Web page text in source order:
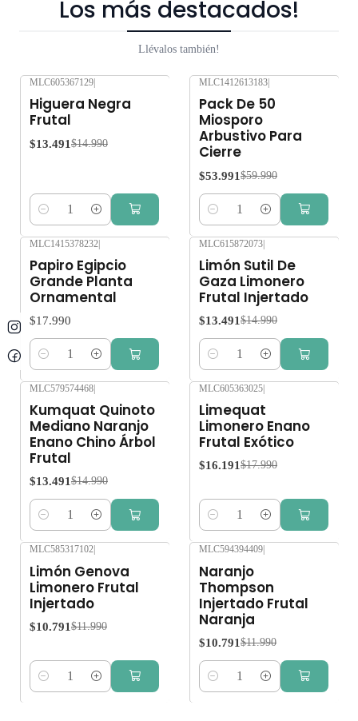
Los más destacados!
Llévalos también!
MLC605367129
Higuera Negra
Frutal
$13.491 $14.990
Cantidad
MLC1412613183
Pack De 50
Miosporo
Arbustivo Para
Cierre
$53.991 $59.990
Cantidad
MLC1415378232|
Papiro Egipcio
Grande Planta
Ornamental
$17.990
Cantidad
MLC615872073|
Limón Sutil De
Gaza Limonero
Frutal Injertado
$13.491 $14.990
Cantidad
MLC579574468
Kumquat Quinoto
Mediano Naranjo
Enano Chino Árbol
Frutal
$13.491$14.990
Cantidad
MLC605363025
Limequat
Limonero Enano
Frutal Exótico
$16.191$17.990
Cantidad
MLC585317102
Limón Genova
Limonero Frutal
Injertado
$10.791 $11.990
Cantidad
MLC594394409
Naranjo
Thompson
Injertado Frutal
Naranja
$10.791 $11.990
Cantidad